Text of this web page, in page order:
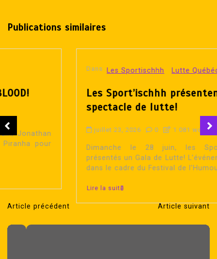
Publications similaires
Les Sportischhh Lutte Québécoise
Les Sport’ischhh présentent un
spectacle de lutte!
juillet 23, 2026 0 1 081 word
Dimanche le 28 juin, les Sportischhh ont
présentés un Gala de Lutte! L’événement avait lieu
dans le cadre du Festival de l’Humour...
Lire la suite
N
a
Article précédent Article suivant